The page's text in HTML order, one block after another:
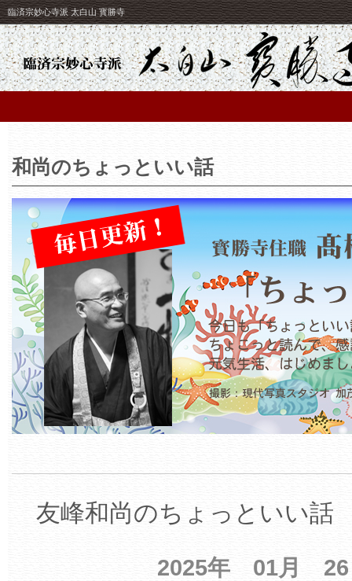
臨済宗妙心寺派 太白山 寳勝寺
和尚のちょっといい話
友峰和尚のちょっといい話
2025年 01月